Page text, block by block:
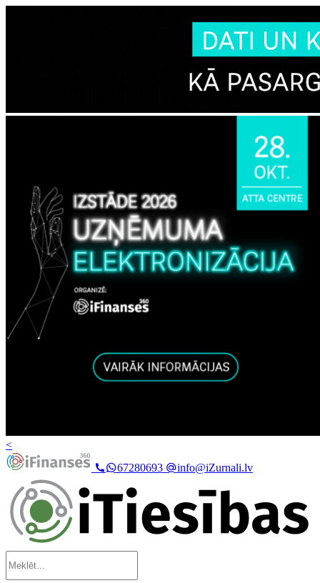
<
67280693
info@iZurnali.lv